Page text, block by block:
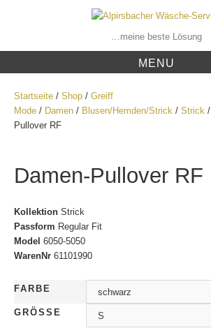
…meine beste Lösung
MENU
Startseite/ Shop/ Greiff
Mode/ Damen/ Blusen/Hemden/Strick/ Strick/
Pullover RF
Damen-Pullover RF
Kollektion Strick
Passform Regular Fit
Model 6050-5050
WarenNr 61101990
FARBE
GRÖSSE